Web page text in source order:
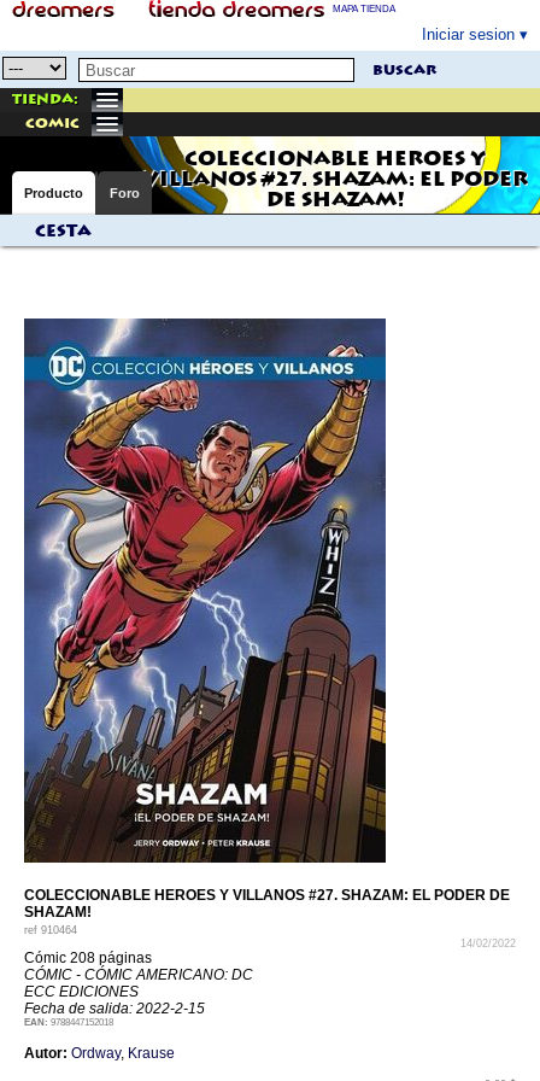
MAPA TIENDA
Iniciar sesion
buscar
Tienda:
comic
COLECCIONABLE HEROES Y
VILLANOS #27. SHAZAM: EL PODER
DE SHAZAM!
Producto Foro
Cesta
COLECCIONABLE HEROES Y VILLANOS #27. SHAZAM: EL PODER DE
SHAZAM!
ref 910464
14/02/2022
Cómic 208 páginas
CÓMIC - CÓMIC AMERICANO: DC
ECC EDICIONES
Fecha de salida: 2022-2-15
EAN: 9788447152018
Autor: Ordway, Krause